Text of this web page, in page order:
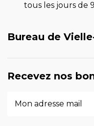
tous les jours de
Bureau de
Recevez nos